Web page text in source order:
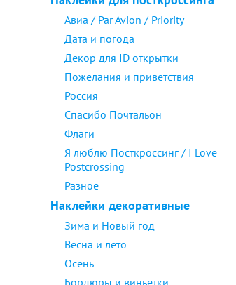
Авиа / Par Avion / Priority
Дата и погода
Декор для ID открытки
Пожелания и приветствия
Россия
Спасибо Почтальон
Флаги
Я люблю Посткроссинг / I Love
Postcrossing
Разное
Наклейки декоративные
Зима и Новый год
Весна и лето
Осень
Бордюры и виньетки